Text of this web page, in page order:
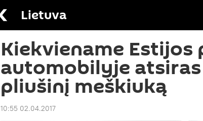
Lietuva
Kiekviename Estijos
automobilyje
pliušinį meškiuką
10:55 02.04.2017